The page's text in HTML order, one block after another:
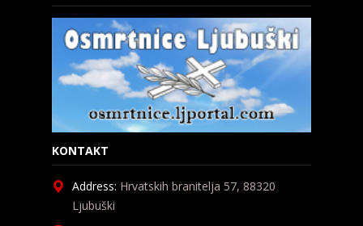
KONTAKT
Address: Hrvatskih branitelja 57, 88320
Ljubuški